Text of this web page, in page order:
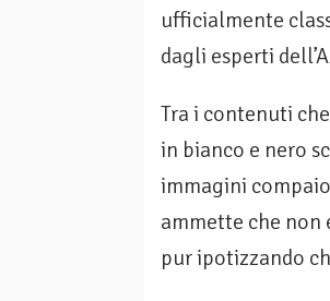
ufficialmente
dagli esperti
Tra i contenuti
in bianco e nero
immagini
ammette che non
pur ipotizzando